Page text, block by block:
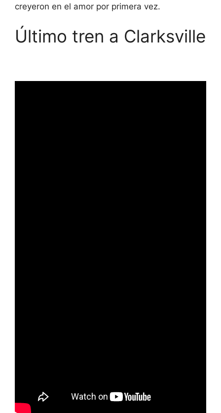
creyeron en el amor por primera vez.
Último tren a Clarksville